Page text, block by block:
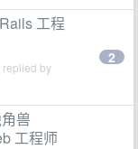
工程
replied by
2
兽
工程师